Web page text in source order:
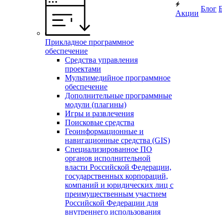
Прикладное программное
обеспечение
Средства управления
проектами
Мультимедийное программное
обеспечение
Дополнительные программные
модули (плагины)
Игры и развлечения
Поисковые средства
Геоинформационные и
навигационные средства (GIS)
Специализированное ПО
органов исполнительной
власти Российской Федерации,
государственных корпораций,
компаний и юридических лиц с
преимущественным участием
Российской Федерации для
внутреннего использования
Акции
Блог